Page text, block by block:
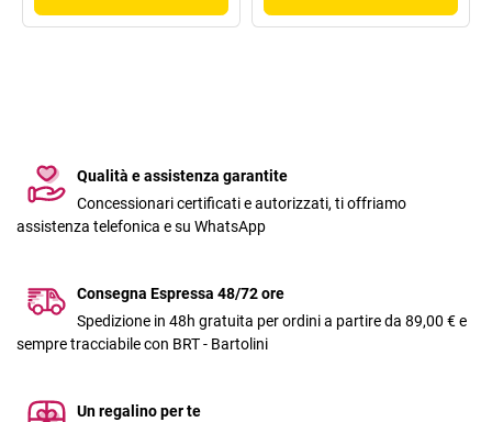
Qualità e assistenza garantite
Concessionari certificati e autorizzati, ti offriamo
assistenza telefonica e su WhatsApp
Consegna Espressa 48/72 ore
Spedizione in 48h gratuita per ordini a partire da 89,00 € e
sempre tracciabile con BRT - Bartolini
Un regalino per te